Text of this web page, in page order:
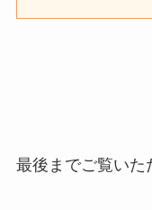
タ
量限定タイ
最後までご覧いた